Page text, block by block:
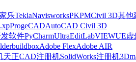
乐TeklaNavisworksPKPMCivil 3D其他
ProgeCADAutoCAD Civil 3D
软件PyCharmUltraEditLabVIEWUE虚
buildboxAdobe FlexAdobe AIR
天正CAD注册机SolidWorks注册机